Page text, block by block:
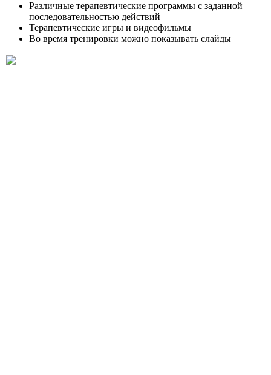
Различные терапевтические программы с заданной
последовательностью действий
Терапевтические игры и видеофильмы
Во время тренировки можно показывать слайды